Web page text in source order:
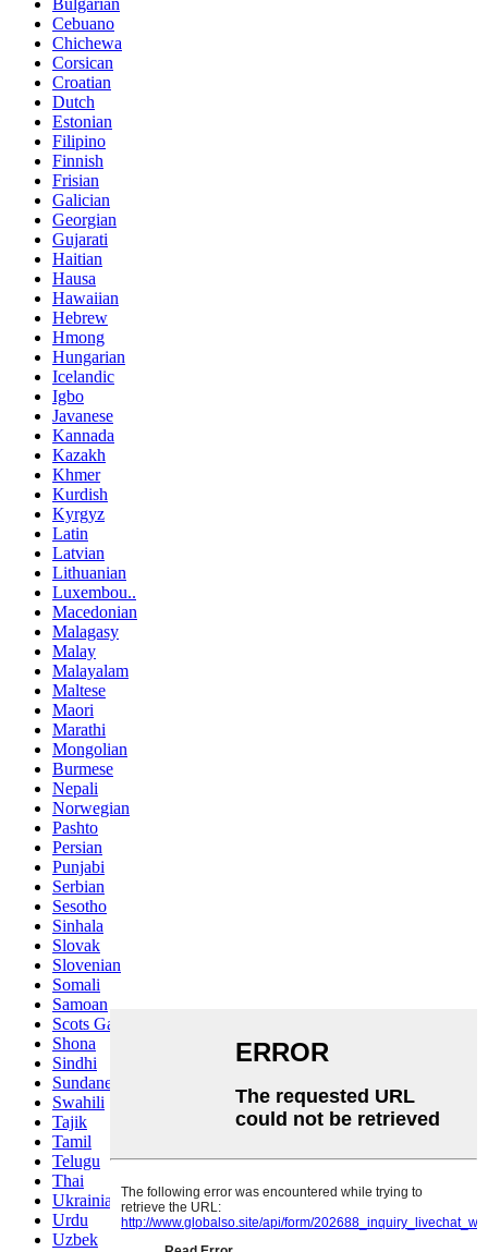
Bulgarian
Cebuano
Chichewa
Corsican
Croatian
Dutch
Estonian
Filipino
Finnish
Frisian
Galician
Georgian
Gujarati
Haitian
Hausa
Hawaiian
Hebrew
Hmong
Hungarian
Icelandic
Igbo
Javanese
Kannada
Kazakh
Khmer
Kurdish
Kyrgyz
Latin
Latvian
Lithuanian
Luxembou..
Macedonian
Malagasy
Malay
Malayalam
Maltese
Maori
Marathi
Mongolian
Burmese
Nepali
Norwegian
Pashto
Persian
Punjabi
Serbian
Sesotho
Sinhala
Slovak
Slovenian
Somali
Samoan
Scots Gaelic
Shona
Sindhi
Sundanese
Swahili
Tajik
Tamil
Telugu
Thai
Ukrainian
Urdu
Uzbek